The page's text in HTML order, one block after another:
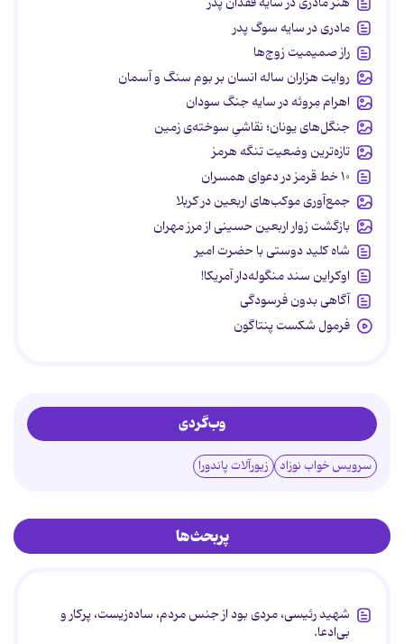
مادری در سایه سوگ پدر
راز صمیمیت زوج‌ها
روایت هزاران ساله انسان بر بوم سنگ و آسمان
اهرام مِروئه در سایه جنگ سودان
جنگل‌های یونان؛ نقاشیِ سوخته‌ی زمین
تازه‌ترین وضعیت تنگه هرمز
۱۰ خط قرمز در دعوای همسران
جمع‌آوری موکب‌های اربعین در کربلا
بازگشت زوار اربعین حسینی از مرز مهران
شاه کلید دوستی با حضرت امیر
اوکراین سند منگوله‌دار آمریکا!
آگاهی بدون فرسودگی
فرمول شکست پنتاگون
وب‌گردی
سرویس خواب نوزاد زیورآلات پاندورا
پربحث‌ها
شهید رئیسی، مردی بود از جنس مردم، ساده‌زیست، پرکار و
بی‌ادعا.